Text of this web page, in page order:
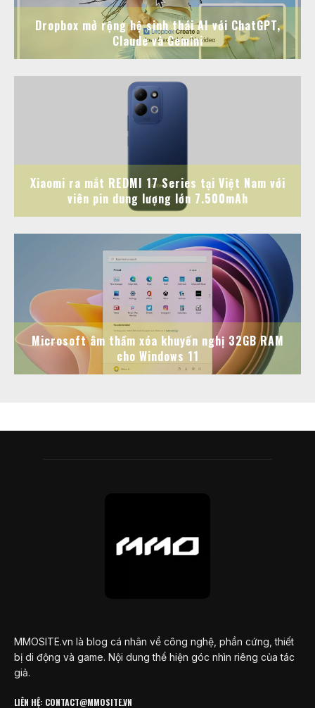
Dropbox mở rộng hệ sinh thái AI với ChatGPT,
Claude và Gemini
Xiaomi ra mắt REDMI 17 Series tại Việt Nam với
viên pin dung lượng lớn 7.500mAh
Microsoft âm thầm xóa khuyến nghị 32GB RAM
cho Windows 11
MMOSITE.vn là blog cá nhân về công nghệ, phần cứng, thiết
bị di động và game. Nội dung thể hiện góc nhìn riêng của tác
giả.
LIÊN HỆ: CONTACT@MMOSITE.VN